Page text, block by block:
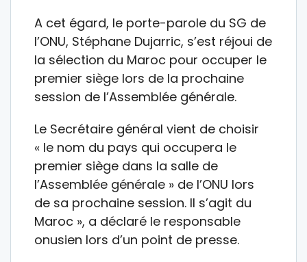
A cet égard, le porte-parole du SG de
l’ONU, Stéphane Dujarric, s’est réjoui de
la sélection du Maroc pour occuper le
premier siège lors de la prochaine
session de l’Assemblée générale.
Le Secrétaire général vient de choisir
« le nom du pays qui occupera le
premier siège dans la salle de
l’Assemblée générale » de l’ONU lors
de sa prochaine session. Il s’agit du
Maroc », a déclaré le responsable
onusien lors d’un point de presse.